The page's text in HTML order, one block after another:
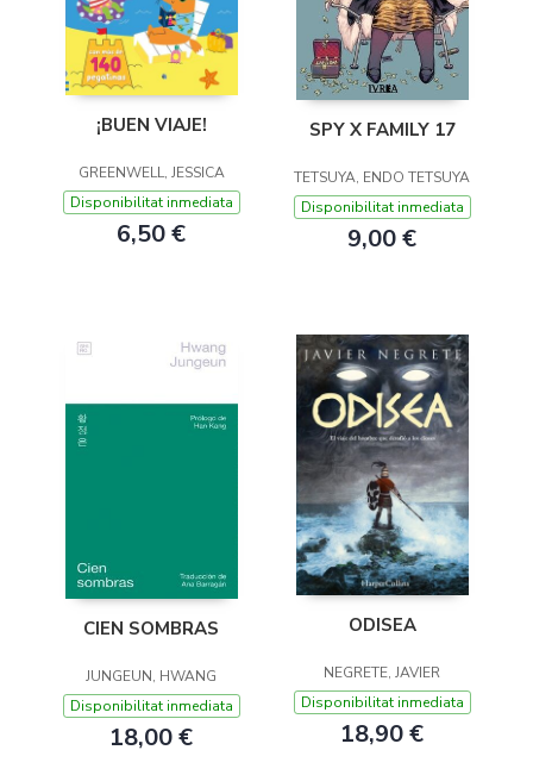
¡BUEN VIAJE!
GREENWELL, JESSICA
Disponibilitat inmediata
6,50 €
SPY X FAMILY 17
TETSUYA, ENDO TETSUYA
Disponibilitat inmediata
9,00 €
CIEN SOMBRAS
JUNGEUN, HWANG
Disponibilitat inmediata
18,00 €
ODISEA
NEGRETE, JAVIER
Disponibilitat inmediata
18,90 €